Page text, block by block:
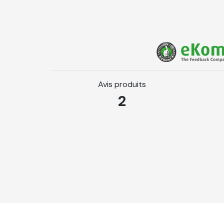
Papier Peint Mural Pré-
600 mm
Grammage
175 g/
177
94 %
Certifié
Avis produits
2